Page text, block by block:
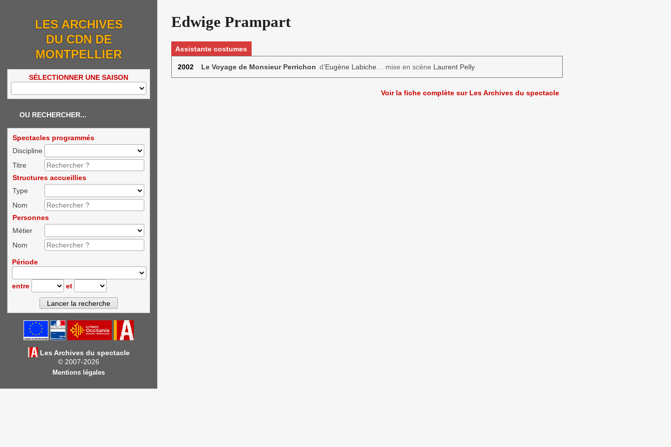
LES ARCHIVES
DU CDN DE
MONTPELLIER
SÉLECTIONNER UNE SAISON
OU RECHERCHER...
Spectacles programmés
Discipline
Titre
Structures accueillies
Type
Nom
Personnes
Métier
Nom
Période
entre et
Les Archives du spectacle
© 2007-2026
Mentions légales
Edwige Prampart
Assistante costumes
2002 Le Voyage de Monsieur Perrichon d’Eugène Labiche… mise en scène Laurent Pelly
Voir la fiche complète sur Les Archives du spectacle